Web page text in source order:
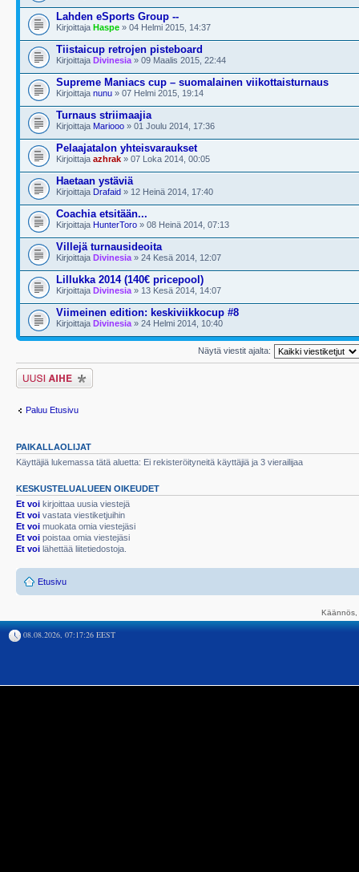
Lahden eSports Group --
Kirjoittaja Haspe » 04 Helmi 2015, 14:37
Tiistaicup retrojen pisteboard
Kirjoittaja Divinesia » 09 Maalis 2015, 22:44
Supreme Maniacs cup – suomalainen viikottaisturnaus
Kirjoittaja nunu » 07 Helmi 2015, 19:14
Turnaus striimaajia
Kirjoittaja Mariooo » 01 Joulu 2014, 17:36
Pelaajatalon yhteisvaraukset
Kirjoittaja azhrak » 07 Loka 2014, 00:05
Haetaan ystäviä
Kirjoittaja Drafaid » 12 Heinä 2014, 17:40
Coachia etsitään...
Kirjoittaja HunterToro » 08 Heinä 2014, 07:13
Villejä turnausideoita
Kirjoittaja Divinesia » 24 Kesä 2014, 12:07
Lillukka 2014 (140€ pricepool)
Kirjoittaja Divinesia » 13 Kesä 2014, 14:07
Viimeinen edition: keskiviikkocup #8
Kirjoittaja Divinesia » 24 Helmi 2014, 10:40
Näytä viestit ajalta:
Lähetä uusi viesti
Paluu Etusivu
PAIKALLAOLIJAT
Käyttäjiä lukemassa tätä aluetta: Ei rekisteröityneitä käyttäjiä ja 3 vierailijaa
KESKUSTELUALUEEN OIKEUDET
Et voi kirjoittaa uusia viestejä
Et voi vastata viestiketjuihin
Et voi muokata omia viestejäsi
Et voi poistaa omia viestejäsi
Et voi lähettää liitetiedostoja.
Etusivu
08.08.2026, 07:17:26 EEST